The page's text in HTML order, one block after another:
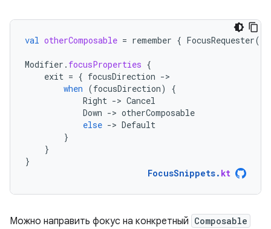
val otherComposable = remember { FocusRequester()
Modifier . focusProperties {
exit = { focusDirection -
when (focusDirection)
{
Right -> Cancel
Down -> otherComposable
else -> Default
}
}
}
FocusSnippets. kt
Можно направить фокус на конкретный Composable